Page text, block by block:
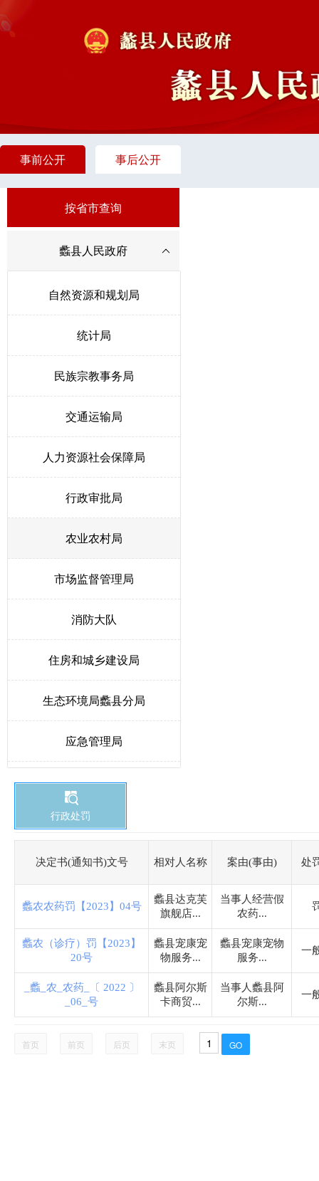
事前公开 事后公开
按省市查询
蠡县人民政府
自然资源和规划局
统计局
民族宗教事务局
交通运输局
人力资源社会保障局
行政审批局
农业农村局
市场监督管理局
消防大队
住房和城乡建设局
生态环境局蠡县分局
应急管理局
教育和体育局
发展和改革局
卫生健康局
医疗保障局
城市综合行政执法局
烟草专卖局
行政处罚
决定书(通知书)文号 相对人名称 案由(事由) 处
蠡农农药罚【2023】04号
蠡县达克芙
旗舰店...
当事人经营假
农药...
蠡农（诊疗）罚【2023】
20号
蠡县宠康宠
物服务...
蠡县宠康宠物
服务...
一
_蠡_农_农药_〔 2022 〕
_06_号
蠡县阿尔斯
卡商贸...
当事人蠡县阿
尔斯...
一
首页 前页 后页 末页